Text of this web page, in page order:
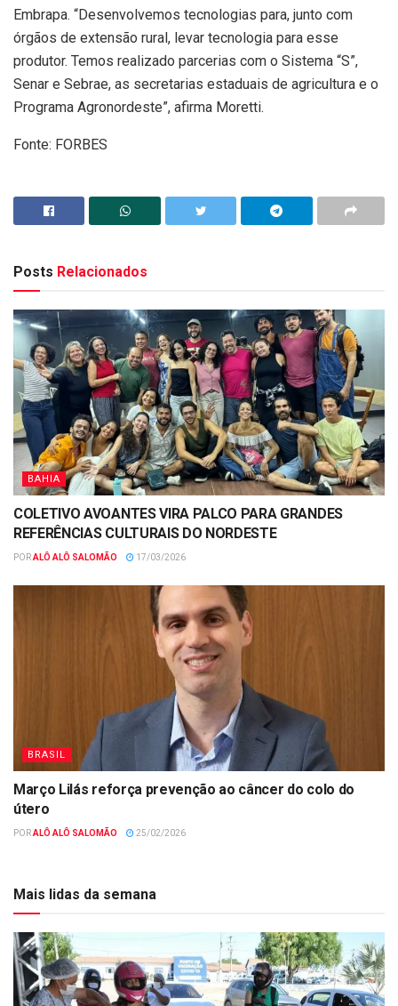
Embrapa. “Desenvolvemos tecnologias para, junto com
órgãos de extensão rural, levar tecnologia para esse
produtor. Temos realizado parcerias com o Sistema “S”,
Senar e Sebrae, as secretarias estaduais de agricultura e o
Programa Agronordeste”, afirma Moretti.
Fonte: FORBES
Posts Relacionados
BAHIA
COLETIVO AVOANTES VIRA PALCO PARA GRANDES
REFERÊNCIAS CULTURAIS DO NORDESTE
PORALÔ ALÔ SALOMÃO 17/03/2026
BRASIL
Março Lilás reforça prevenção ao câncer do colo do
útero
PORALÔ ALÔ SALOMÃO 25/02/2026
Mais lidas da semana